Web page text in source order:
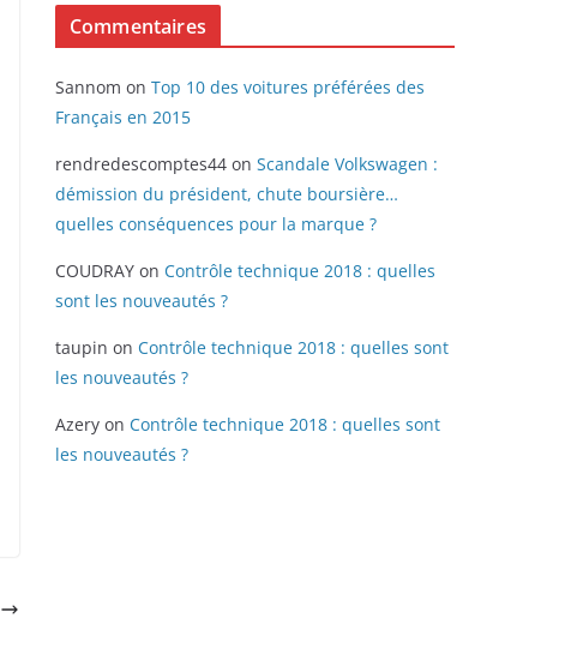
Commentaires
Sannom on Top 10 des voitures préférées des
Français en 2015
rendredescomptes44 on Scandale Volkswagen :
démission du président, chute boursière…
quelles conséquences pour la marque ?
COUDRAY on Contrôle technique 2018 : quelles
sont les nouveautés ?
taupin on Contrôle technique 2018 : quelles sont
les nouveautés ?
Azery on Contrôle technique 2018 : quelles sont
les nouveautés ?